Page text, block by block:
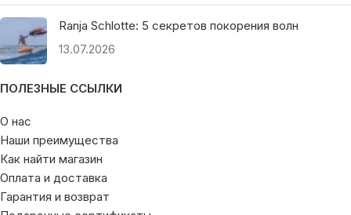
Ranja Schlotte: 5 секретов покорения волн
13.07.2026
ПОЛЕЗНЫЕ ССЫЛКИ
О нас
Наши преимущества
Как найти магазин
Оплата и доставка
Гарантия и возврат